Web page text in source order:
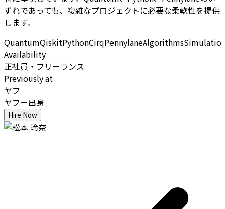
ずれであっても、複雑なプロジェクトに必要な柔軟性を提供
します。
QuantumQiskitPythonCirqPennylaneAlgorithms
Availability
正社員・フリーランス
Previously at
ヤフ
ヤフー出身
Hire Now